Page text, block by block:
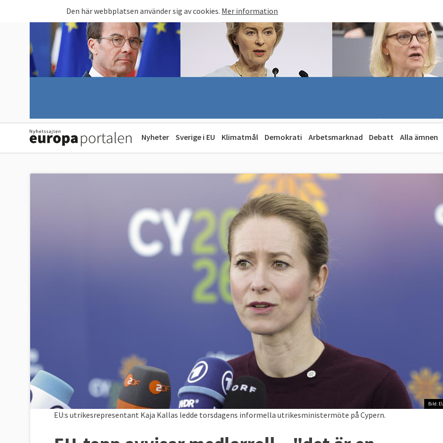
Den här webbplatsen använder sig av cookies. Mer information
Nyheter Sverige i EU Klimatmål Demokrati Arbetsmarknad Debatt Alla ämnen
Bild:
EU:s utrikesrepresentant Kaja Kallas ledde torsdagens informella utrikesministermöte på Cypern.